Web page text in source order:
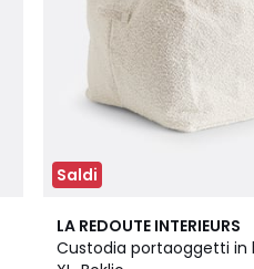
Saldi
LA REDOUTE INTERIEURS
Custodia portaoggetti in
5
/